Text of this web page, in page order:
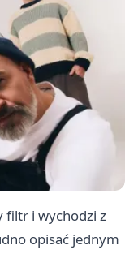
filtr i wychodzi z
opisać jednym